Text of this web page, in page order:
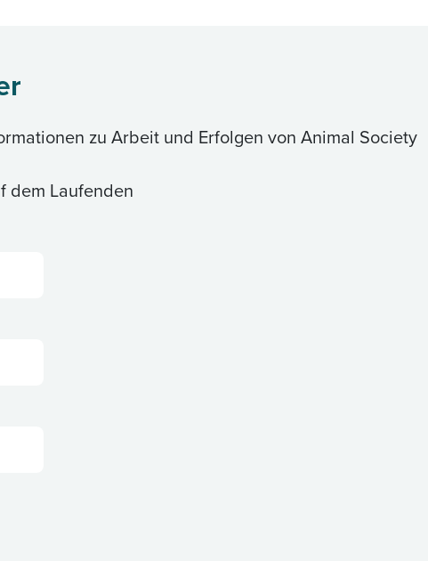
zu Arbeit und Erfolgen von Animal Society
dem Laufenden